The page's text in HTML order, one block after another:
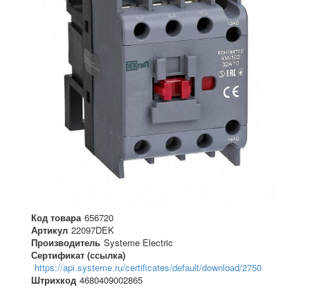
Код товара 656720
Артикул 22097DEK
Производитель Systeme Electric
Сертификат (ссылка)
https://api.systeme.ru/certificates/default/download/2750
Штрихкод 4680409002865